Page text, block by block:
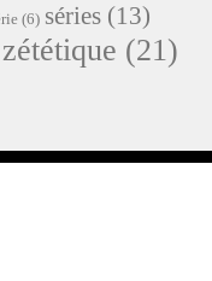
(6) séries (13)
zététique (21)